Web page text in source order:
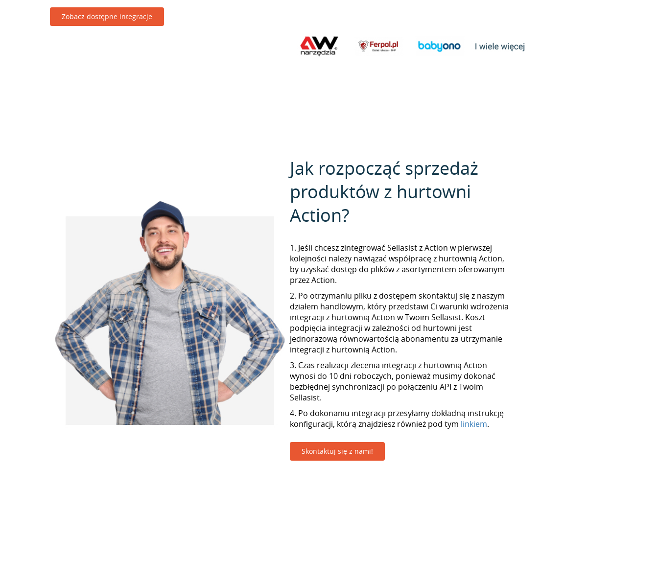
Zobacz dostępne integracje
Jak rozpocząć sprzedaż
produktów z hurtowni
Action?
1. Jeśli chcesz zintegrować Sellasist z Action w pierwszej
kolejności należy nawiązać współpracę z hurtownią Action,
by uzyskać dostęp do plików z asortymentem oferowanym
przez Action.
2. Po otrzymaniu pliku z dostępem skontaktuj się z naszym
działem handlowym, który przedstawi Ci warunki wdrożenia
integracji z hurtownią Action w Twoim Sellasist. Koszt
podpięcia integracji w zależności od hurtowni jest
jednorazową równowartością abonamentu za utrzymanie
integracji z hurtownią Action.
3. Czas realizacji zlecenia integracji z hurtownią Action
wynosi do 10 dni roboczych, ponieważ musimy dokonać
bezbłędnej synchronizacji po połączeniu API z Twoim
Sellasist.
4. Po dokonaniu integracji przesyłamy dokładną instrukcję
konfiguracji, którą znajdziesz również pod tym linkiem.
Skontaktuj się z nami!